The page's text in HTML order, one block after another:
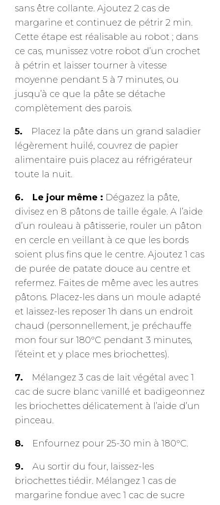
sans être collante. Ajoutez 2 cas de
margarine et continuez de pétrir 2 min.
Cette étape est réalisable au robot ; dans
ce cas, munissez votre robot d’un crochet
à pétrin et laisser tourner à vitesse
moyenne pendant 5 à 7 minutes, ou
jusqu’à ce que la pâte se détache
complètement des parois.
Placez la pâte dans un grand saladier
légèrement huilé, couvrez de papier
alimentaire puis placez au réfrigérateur
toute la nuit.
Le jour même : Dégazez la pâte,
divisez en 8 pâtons de taille égale. A l’aide
d’un rouleau à pâtisserie, rouler un pâton
en cercle en veillant à ce que les bords
soient plus fins que le centre. Ajoutez 1 cas
de purée de patate douce au centre et
refermez. Faites de même avec les autres
pâtons. Placez-les dans un moule adapté
et laissez-les reposer 1h dans un endroit
chaud (personnellement, je préchauffe
mon four sur 180°C pendant 3 minutes,
l’éteint et y place mes briochettes).
Mélangez 3 cas de lait végétal avec 1
cac de sucre blanc vanillé et badigeonnez
les briochettes délicatement à l’aide d’un
pinceau.
Enfournez pour 25-30 min à 180°C.
Au sortir du four, laissez-les
briochettes tiédir. Mélangez 1 cas de
margarine fondue avec 1 cac de sucre